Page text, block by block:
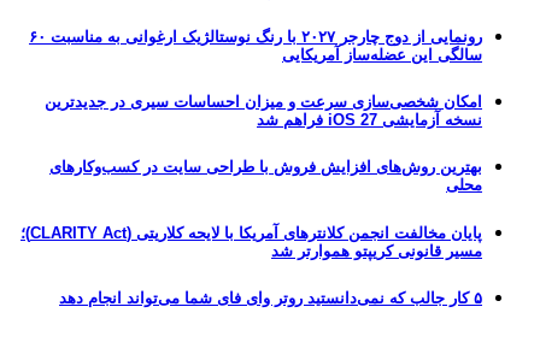
رونمایی از دوج چارجر ۲۰۲۷ با رنگ نوستالژیک ارغوانی به مناسبت ۶۰
سالگی این عضله‌ساز آمریکایی
امکان شخصی‌سازی سرعت و میزان احساسات سیری در جدیدترین
نسخه آزمایشی iOS 27 فراهم شد
بهترین روش‌های افزایش فروش با طراحی سایت در کسب‌وکارهای
محلی
پایان مخالفت انجمن کلانترهای آمریکا با لایحه کلاریتی (CLARITY Act)؛
مسیر قانونی کریپتو هموارتر شد
۵ کار جالب که نمی‌دانستید روتر وای فای شما می‌تواند انجام دهد